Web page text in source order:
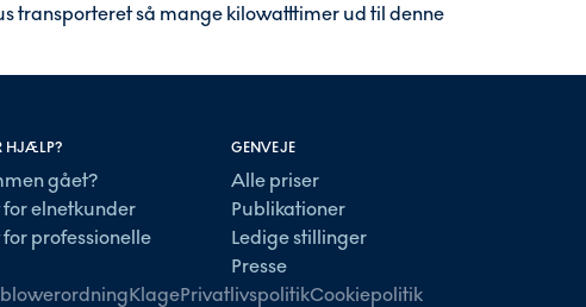
transporteret så mange kilowatttimer ud til denne
HJÆLP?
gået?
for elnetkunder
for professionelle
GENVEJE
Alle priser
Publikationer
Ledige stillinger
Presse
KlagePrivatlivspolitikCookiepolitik